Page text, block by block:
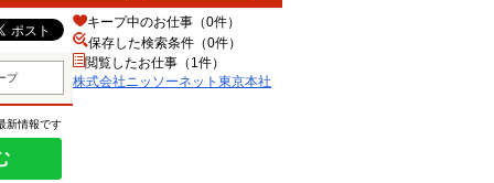
プ
新情報です
キープ中のお仕事（0件）
保存した検索条件（0件）
閲覧したお仕事（1件）
株式会社ニッソーネット東京本社